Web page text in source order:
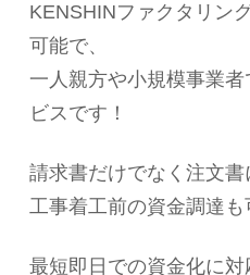
KENSHINファクタリン
可能で、
一人親方や小規模事業
ビスです！
請求書だけでなく注文
工事着工前の資金調達も
最短即日での資金化に